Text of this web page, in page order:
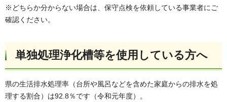
※どちらか分からない場合は、保守点検を依頼している事業者にご
確認ください。
単独処理浄化槽等を使用している方へ
県の生活排水処理率（台所や風呂などを含めた家庭からの排水を処
理する割合）は92.8％です（令和元年度）。